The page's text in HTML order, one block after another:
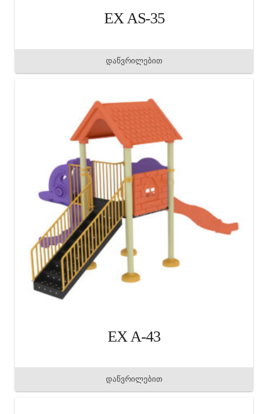
EX AS-35
დაწვრილებით
EX A-43
დაწვრილებით